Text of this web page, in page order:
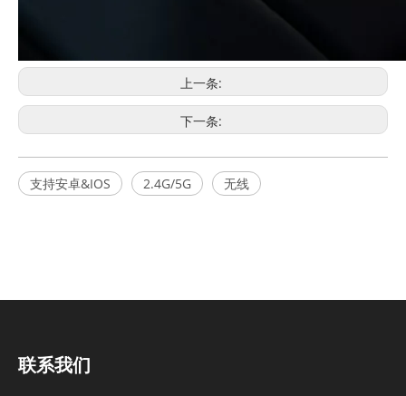
上一条:
下一条:
支持安卓&IOS 2.4G/5G 无线
联系我们